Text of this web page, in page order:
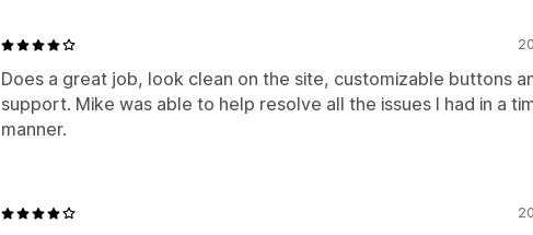
Does a great job, look clean on the site, customizable buttons
support. Mike was able to help resolve all the issues I had in a
manner.